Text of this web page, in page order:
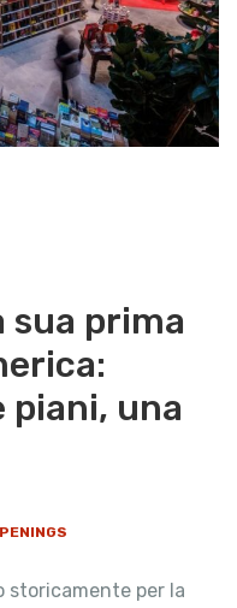
sua prima
una
storicamente per la